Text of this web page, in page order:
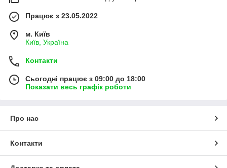
Працює з 23.05.2022
м. Київ
Київ, Україна
Контакти
Сьогодні працює з 09:00 до 18:00
Показати весь графік роботи
Про нас
Контакти